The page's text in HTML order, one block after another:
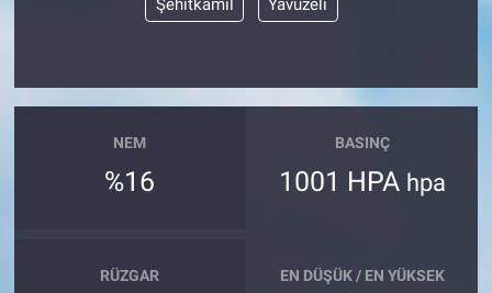
Şehitkamil Yavuzeli
NEM
%16
BASINÇ
1001 HPA hpa
RÜZGAR EN DÜŞÜK / EN YÜKSEK